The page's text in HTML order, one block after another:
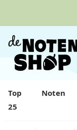
Ga naar de inhoud
Top
25
Noten